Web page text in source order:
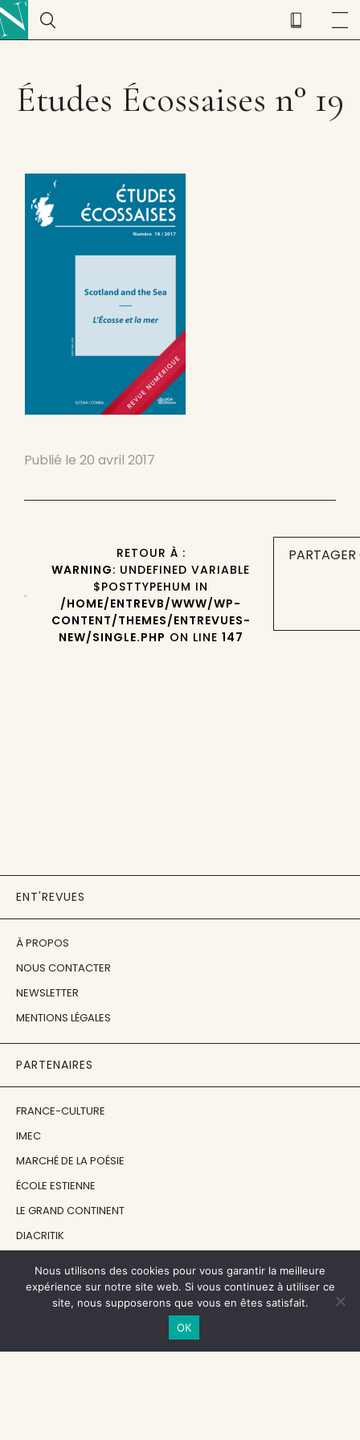
Études Écossaises n° 19
Publié le 20 avril 2017
RETOUR À :
WARNING: UNDEFINED VARIABLE
$POSTTYPEHUM IN
/HOME/ENTREVB/WWW/WP-
CONTENT/THEMES/ENTREVUES-
NEW/SINGLE.PHP ON LINE 147
ENT'REVUES
À PROPOS
NOUS CONTACTER
NEWSLETTER
MENTIONS LÉGALES
PARTENAIRES
FRANCE-CULTURE
IMEC
MARCHÉ DE LA POÉSIE
ÉCOLE ESTIENNE
LE GRAND CONTINENT
DIACRITIK
NOS SOUTIENS
CENTRE NATIONAL DU LIVRE
Nous utilisons des cookies pour vous garantir la meilleure
expérience sur notre site web. Si vous continuez à utiliser ce
site, nous supposerons que vous en êtes satisfait.
OK